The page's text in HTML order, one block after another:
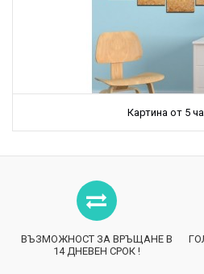
Картина от 5
ВЪЗМОЖНОСТ ЗА ВРЪЩАНЕ В
14 ДНЕВЕН СРОК !